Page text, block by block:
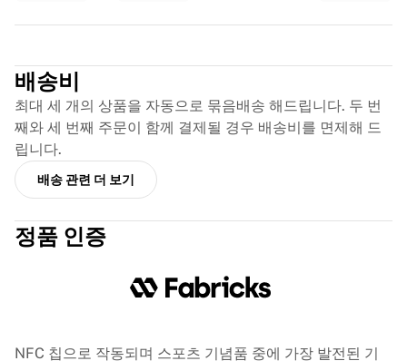
기타
글로리 킥복싱
Team Liquid
이용 방법
셔츠 액자 제작
셔츠 정품 인증
배송비
최대 세 개의 상품을 자동으로 묶음배송 해드립니다. 두 번
째와 세 번째 주문이 함께 결제될 경우 배송비를 면제해 드
립니다.
배송 관련 더 보기
정품 인증
NFC 칩으로 작동되며 스포츠 기념품 중에 가장 발전된 기